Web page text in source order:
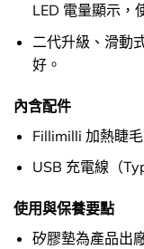
LED 電量顯示，
二代升級、滑動
好。
內含配件
Fillimilli 加熱睫
USB 充電線（
使用與保養要點
矽膠墊為產品出